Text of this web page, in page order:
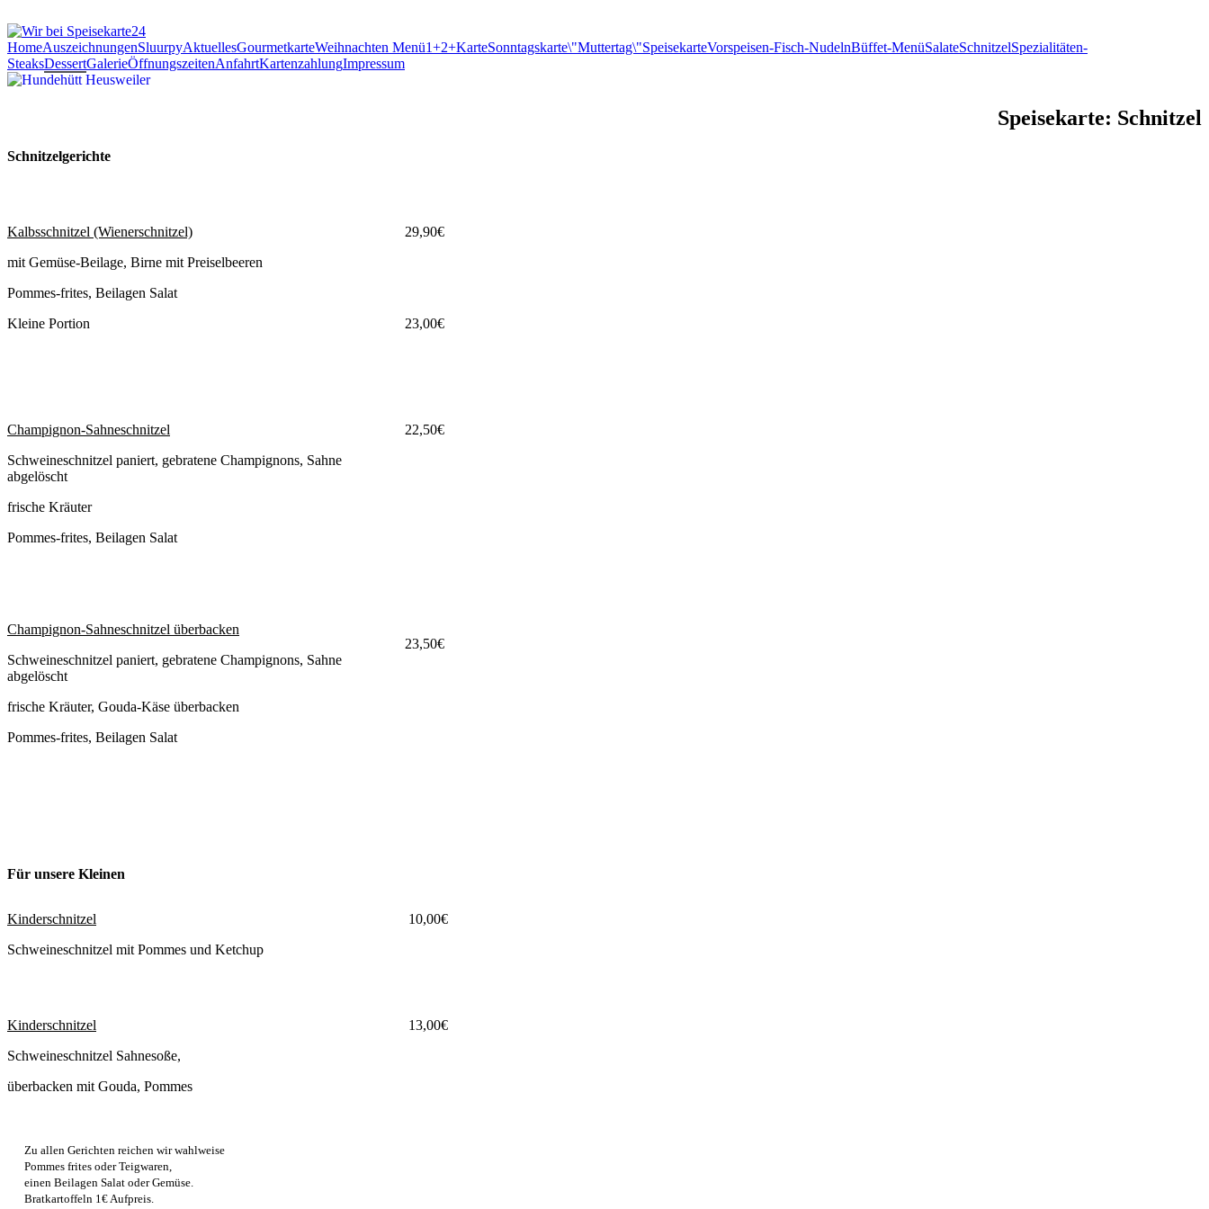
HomeAuszeichnungenSluurpyAktuellesGourmetkarteWeihnachten Menü1+2+KarteSonntagskarte\"Muttertag\"SpeisekarteVorspeisen-Fisch-NudelnBüffet-MenüSalateSchnitzelSpezialitäten-
SteaksDessertGalerieÖffnungszeitenAnfahrtKartenzahlungImpressum
Speisekarte: Schnitzel
Schnitzelgerichte
Kalbsschnitzel (Wienerschnitzel)
mit Gemüse-Beilage, Birne mit Preiselbeeren
Pommes-frites, Beilagen Salat
Kleine Portion
29,90€
23,00€
Champignon-Sahneschnitzel
Schweineschnitzel paniert, gebratene Champignons, Sahne
abgelöscht
frische Kräuter
Pommes-frites, Beilagen Salat
Champignon-Sahneschnitzel überbacken
Schweineschnitzel paniert, gebratene Champignons, Sahne
abgelöscht
frische Kräuter, Gouda-Käse überbacken
Pommes-frites, Beilagen Salat
22,50€
23,50€
Für unsere Kleinen
Kinderschnitzel
Schweineschnitzel mit Pommes und Ketchup
10,00€
Kinderschnitzel
Schweineschnitzel Sahnesoße,
überbacken mit Gouda, Pommes
13,00€
Zu allen Gerichten reichen wir wahlweise
Pommes frites oder Teigwaren,
einen Beilagen Salat oder Gemüse.
Bratkartoffeln 1€ Aufpreis.